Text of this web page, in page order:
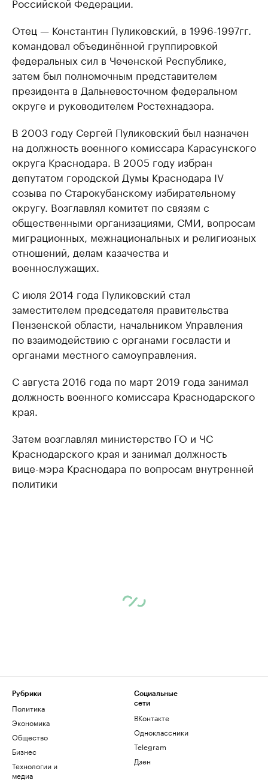
Отец — Константин Пуликовский, в 1996-1997гг.
командовал объединённой группировкой
федеральных сил в Чеченской Республике,
затем был полномочным представителем
президента в Дальневосточном федеральном
округе и руководителем Ростехнадзора.
В 2003 году Сергей Пуликовский был назначен
на должность военного комиссара Карасунского
округа Краснодара. В 2005 году избран
депутатом городской Думы Краснодара IV
созыва по Старокубанскому избирательному
округу. Возглавлял комитет по связям с
общественными организациями, СМИ, вопросам
миграционных, межнациональных и религиозных
отношений, делам казачества и
военнослужащих.
С июля 2014 года Пуликовский стал
заместителем председателя правительства
Пензенской области, начальником Управления
по взаимодействию с органами госвласти и
органами местного самоуправления.
С августа 2016 года по март 2019 года занимал
должность военного комиссара Краснодарского
края.
Затем возглавлял министерство ГО и ЧС
Краснодарского края и занимал должность
вице-мэра Краснодара по вопросам внутренней
политики
Рубрики
Политика
Экономика
Общество
Бизнес
Технологии и
медиа
Социальные
сети
ВКонтакте
Одноклассники
Telegram
Дзен